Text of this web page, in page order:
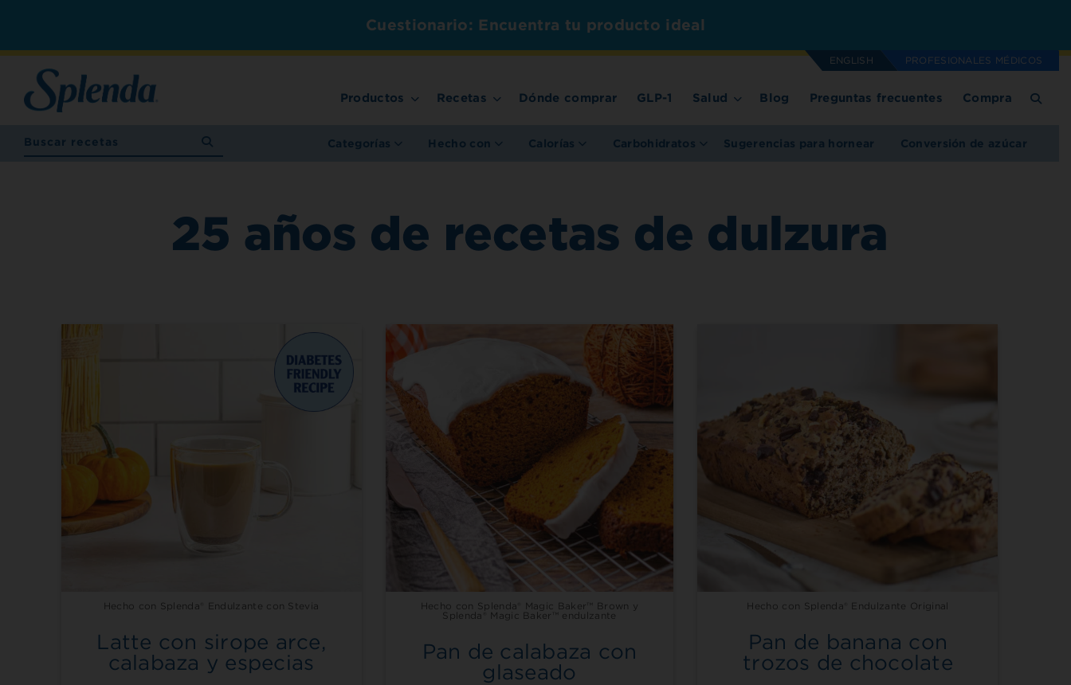
Cuestionario: Encuentra tu producto ideal
ENGLISH PROFESIONALES MÉDICOS
Productos Recetas Dónde comprar GLP-1 Salud Blog Preguntas frecuentes Compra
Categorías Hecho con Calorías Carbohidratos Sugerencias para hornear Conversión de azúcar
25 años de recetas de dulzura
Hecho con Splenda® Endulzante con Stevia
Latte con sirope arce,
calabaza y especias
Hecho con Splenda® Magic Baker™ Brown y
Splenda® Magic Baker™ endulzante
Pan de calabaza con
glaseado
Hecho con Splenda® Endulzante Original
Pan de banana con
trozos de chocolate